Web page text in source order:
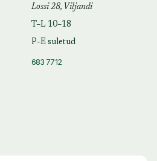
Lossi 28, Viljandi
T–L 10–18
P–E suletud
683 7712